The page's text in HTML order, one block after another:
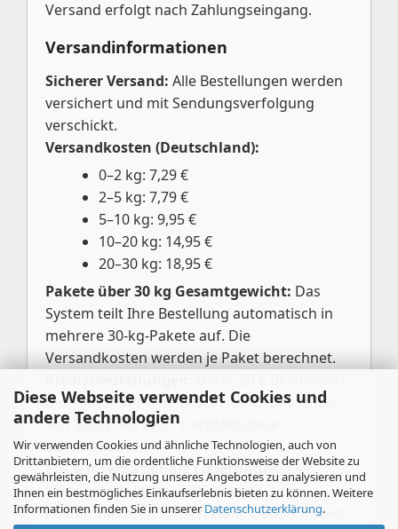
Diese Webseite verwendet Cookies und
andere Technologien
Wir verwenden Cookies und ähnliche Technologien, auch von
Drittanbietern, um die ordentliche Funktionsweise der Website zu
gewährleisten, die Nutzung unseres Angebotes zu analysieren und
Ihnen ein bestmögliches Einkaufserlebnis bieten zu können. Weitere
Informationen finden Sie in unserer Datenschutzerklärung.
Versand erfolgt nach Zahlungseingang.
Versandinformationen
Sicherer Versand: Alle Bestellungen werden
versichert und mit Sendungsverfolgung
verschickt.
Versandkosten (Deutschland):
0–2 kg: 7,29 €
2–5 kg: 7,79 €
5–10 kg: 9,95 €
10–20 kg: 14,95 €
20–30 kg: 18,95 €
Pakete über 30 kg Gesamtgewicht: Das
System teilt Ihre Bestellung automatisch in
mehrere 30-kg-Pakete auf. Die
Versandkosten werden je Paket berechnet.
berechnen wir eine Bearbeitungspauschale
von 3,00 €. Ab 20,01 € entfällt diese
automatisch.
EU- & internationale Lieferungen:Der
Versand erfolgt per UPS oder GLS. Die
Kosten variieren je nach Land. Details finden